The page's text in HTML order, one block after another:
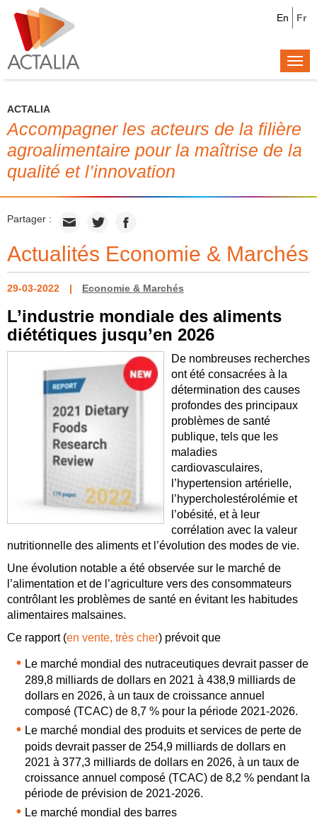
Fr
En
ACTALIA
Accompagner les acteurs de la filière
agroalimentaire pour la maîtrise de la
qualité et l’innovation
Partager :
Actualités Economie & Marchés
29-03-2022 Economie & Marchés
L’industrie mondiale des aliments
diététiques jusqu’en 2026
De nombreuses recherches
ont été consacrées à la
détermination des causes
profondes des principaux
problèmes de santé
publique, tels que les
maladies
cardiovasculaires,
l’hypertension artérielle,
l’hypercholestérolémie et
l’obésité, et à leur
corrélation avec la valeur
nutritionnelle des aliments et l’évolution des modes de vie.
Une évolution notable a été observée sur le marché de
l’alimentation et de l’agriculture vers des consommateurs
contrôlant les problèmes de santé en évitant les habitudes
alimentaires malsaines.
Ce rapport (en vente, très cher) prévoit que
Le marché mondial des nutraceutiques devrait passer de
289,8 milliards de dollars en 2021 à 438,9 milliards de
dollars en 2026, à un taux de croissance annuel
composé (TCAC) de 8,7 % pour la période 2021-2026.
Le marché mondial des produits et services de perte de
poids devrait passer de 254,9 milliards de dollars en
2021 à 377,3 milliards de dollars en 2026, à un taux de
croissance annuel composé (TCAC) de 8,2 % pendant la
période de prévision de 2021-2026.
Le marché mondial des barres